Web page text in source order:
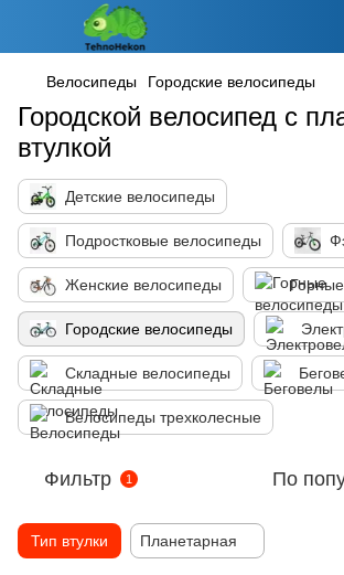
Велосипеды Городские велосипеды
Городской велосипед с
втулкой
Детские велосипеды
Подростковые велосипеды
Женские велосипеды
Городские велосипеды
Складные велосипеды
Велосипеды трехколесные
Фильтр 1 По
Тип втулки Планетарная